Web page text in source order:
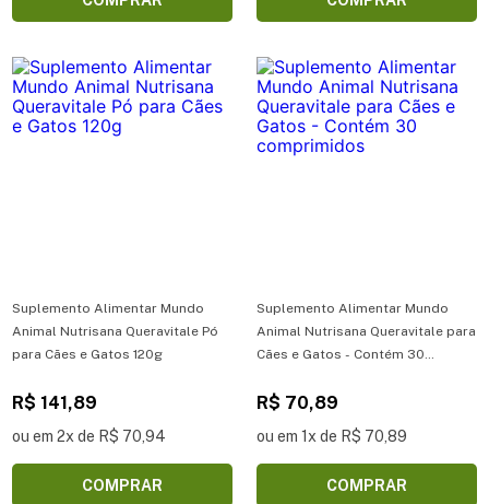
Suplemento Alimentar Mundo
Animal Nutrisana Queravitale Pó
para Cães e Gatos 120g
R$ 141,89
ou em 2x de R$ 70,94
COMPRAR
Suplemento Alimentar Mundo
Animal Nutrisana Queravitale para
Cães e Gatos - Contém 30
R$ 70,89
ou em 1x de R$ 70,89
COMPRAR